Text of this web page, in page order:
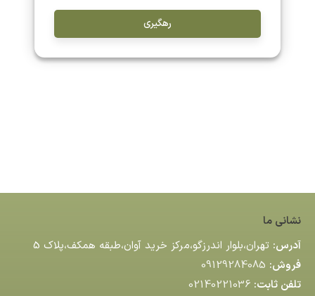
رهگیری
نشانی ما
آدرس: تهران،بلوار اندرزگو،مركز خريد آوان،طبقه همكف،پلاك 5
فروش: 09129284085
تلفن ثابت: 02140221036